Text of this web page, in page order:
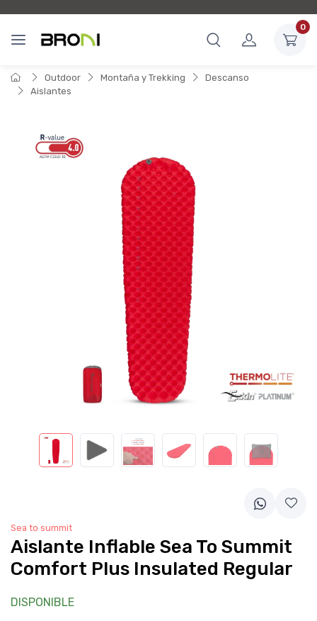
0
Outdoor Montaña y Trekking
Descanso
Aislantes
Sea to summit
Aislante Inflable Sea To Summit
Comfort Plus Insulated Regular
DISPONIBLE